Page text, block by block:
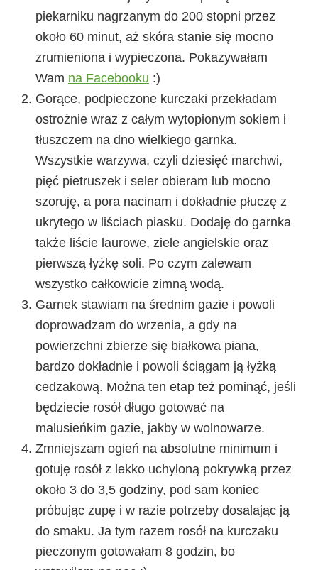
piekarniku nagrzanym do 200 stopni przez
około 60 minut, aż skóra stanie się mocno
zrumieniona i wypieczona. Pokazywałam
Wam na Facebooku :)
Gorące, podpieczone kurczaki przekładam
ostrożnie wraz z całym wytopionym sokiem i
tłuszczem na dno wielkiego garnka.
Wszystkie warzywa, czyli dziesięć marchwi,
pięć pietruszek i seler obieram lub mocno
szoruję, a pora nacinam i dokładnie płuczę z
ukrytego w liściach piasku. Dodaję do garnka
także liście laurowe, ziele angielskie oraz
pierwszą łyżkę soli. Po czym zalewam
wszystko całkowicie zimną wodą.
Garnek stawiam na średnim gazie i powoli
doprowadzam do wrzenia, a gdy na
powierzchni zbierze się białkowa piana,
bardzo dokładnie i powoli ściągam ją łyżką
cedzakową. Można ten etap też pominąć, jeśli
będziecie rosół długo gotować na
malusieńkim gazie, jakby w wolnowarze.
Zmniejszam ogień na absolutne minimum i
gotuję rosół z lekko uchyloną pokrywką przez
około 3 do 3,5 godziny, pod sam koniec
próbując zupę i w razie potrzeby dosalając ją
do smaku. Ja tym razem rosół na kurczaku
pieczonym gotowałam 8 godzin, bo